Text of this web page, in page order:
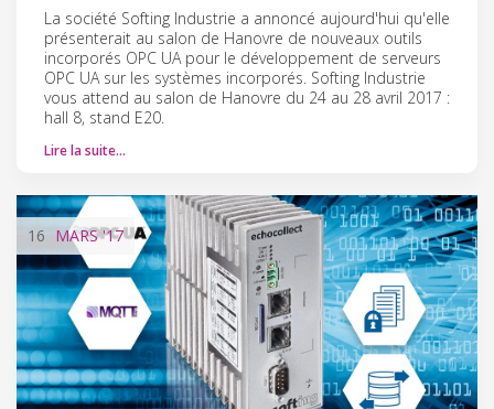
La société Softing Industrie a annoncé aujourd'hui qu'elle
présenterait au salon de Hanovre de nouveaux outils
incorporés OPC UA pour le développement de serveurs
OPC UA sur les systèmes incorporés. Softing Industrie
vous attend au salon de Hanovre du 24 au 28 avril 2017 :
hall 8, stand E20.
Lire la suite…
16 MARS'17